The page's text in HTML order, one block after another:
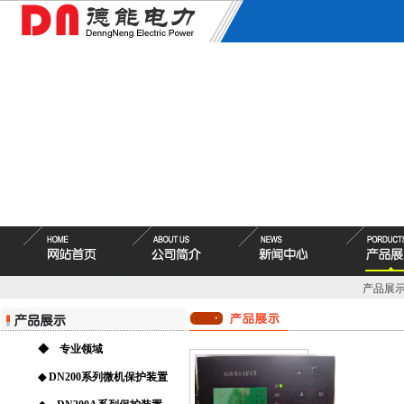
产品展
◆ 专业领域
◆ DN200系列微机保护装置